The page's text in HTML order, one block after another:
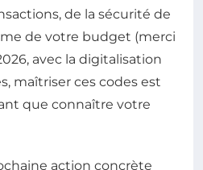
de la sécurité de
de votre budget (merci
avec la digitalisation
maîtriser ces codes est
que connaître votre
action concrète